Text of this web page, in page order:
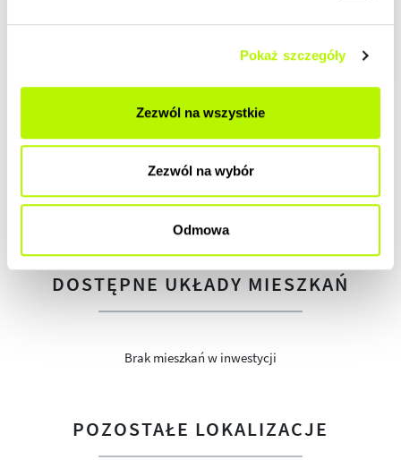
Pokaż szczegóły
Zezwól na wszystkie
Zezwól na wybór
Odmowa
HISTORIA ZMIAN CEN
HISTORIA
DOSTĘPNE UKŁADY MIESZKAŃ
Brak mieszkań w inwestycji
POZOSTAŁE LOKALIZACJE